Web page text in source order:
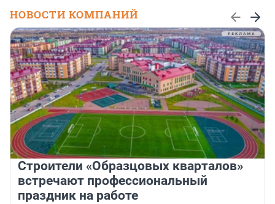
НОВОСТИ КОМПАНИЙ
Строители «Образцовых кварталов»
встречают профессиональный
праздник на работе